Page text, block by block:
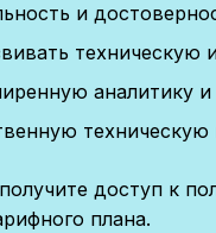
и
техническую
аналитику
доступ к
плана.